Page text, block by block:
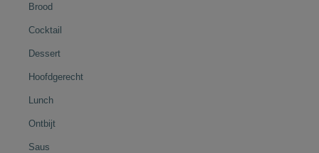
Brood
Cocktail
Dessert
Hoofdgerecht
Lunch
Ontbijt
Saus